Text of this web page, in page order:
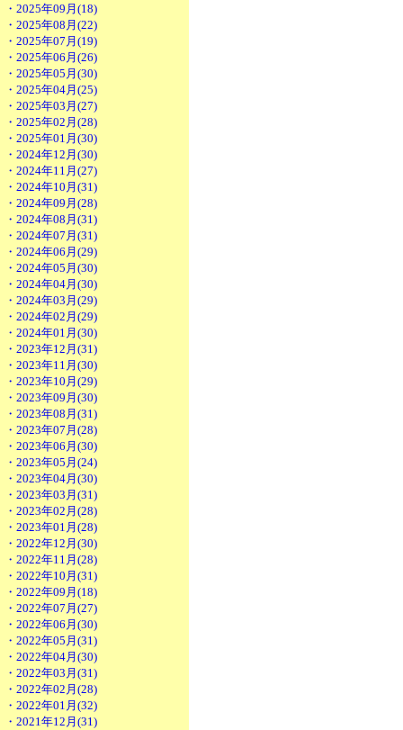
・2025年09月(18)
・2025年08月(22)
・2025年07月(19)
・2025年06月(26)
・2025年05月(30)
・2025年04月(25)
・2025年03月(27)
・2025年02月(28)
・2025年01月(30)
・2024年12月(30)
・2024年11月(27)
・2024年10月(31)
・2024年09月(28)
・2024年08月(31)
・2024年07月(31)
・2024年06月(29)
・2024年05月(30)
・2024年04月(30)
・2024年03月(29)
・2024年02月(29)
・2024年01月(30)
・2023年12月(31)
・2023年11月(30)
・2023年10月(29)
・2023年09月(30)
・2023年08月(31)
・2023年07月(28)
・2023年06月(30)
・2023年05月(24)
・2023年04月(30)
・2023年03月(31)
・2023年02月(28)
・2023年01月(28)
・2022年12月(30)
・2022年11月(28)
・2022年10月(31)
・2022年09月(18)
・2022年07月(27)
・2022年06月(30)
・2022年05月(31)
・2022年04月(30)
・2022年03月(31)
・2022年02月(28)
・2022年01月(32)
・2021年12月(31)